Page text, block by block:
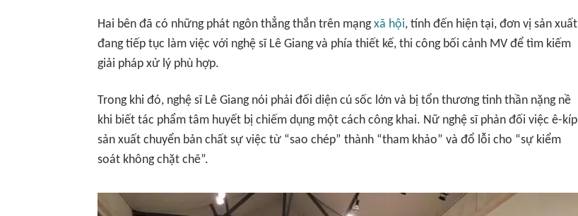
Hai bên đã có những phát ngôn thẳng thắn trên mạngxã hội, tính đến hiện tại, đơn vị sản xuất
đang tiếp tục làm việc với nghệ sĩ Lê Giang và phía thiết kế, thi công bối cảnh MV để tìm kiếm
giải pháp xử lý phù hợp.
Trong khi đó, nghệ sĩ Lê Giang nói phải đối diện cú sốc lớn và bị tổn thương tinh thần nặng nề
khi biết tác phẩm tâm huyết bị chiếm dụng một cách công khai. Nữ nghệ sĩ phản đối việc ê-kíp
sản xuất chuyển bản chất sự việc từ “sao chép” thành “tham khảo” và đổ lỗi cho “sự kiểm
soát không chặt chẽ”.